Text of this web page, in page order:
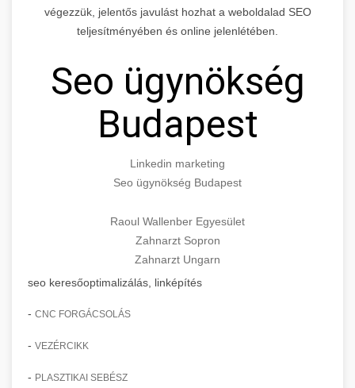
végezzük, jelentős javulást hozhat a weboldalad SEO
teljesítményében és online jelenlétében.
Seo ügynökség
Budapest
Linkedin marketing
Seo ügynökség Budapest
Raoul Wallenber Egyesület
Zahnarzt Sopron
Zahnarzt Ungarn
seo keresőoptimalizálás, linképítés
- CNC FORGÁCSOLÁS
- VEZÉRCIKK
- PLASZTIKAI SEBÉSZ